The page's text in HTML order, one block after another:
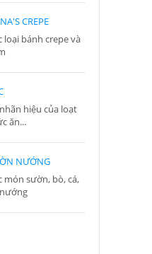
CREPE
loại bánh crepe và
hiệu của loạt
ăn...
NƯỚNG
món sườn, bò, cá,